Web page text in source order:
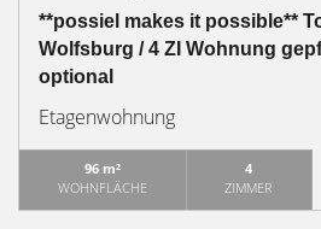
**possiel makes it possible**
Wolfsburg / 4 ZI Wohnung
optional
Etagenwohnung
96 m²
WOHNFLÄCHE
4
ZIMMER